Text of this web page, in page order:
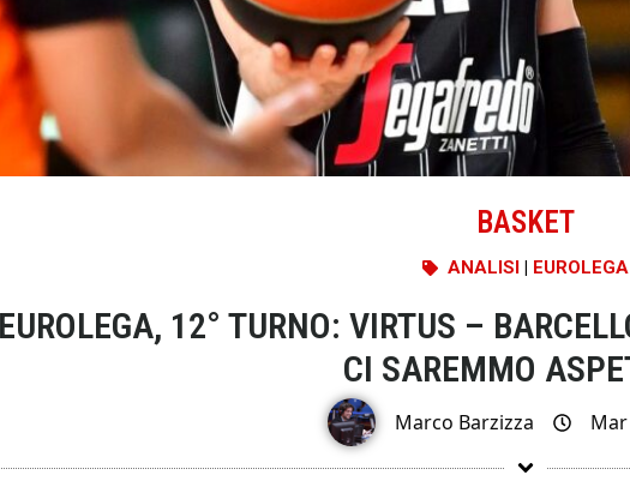
BASKET
ANALISI | EUROLEGA
EUROLEGA, 12° TURNO: VIRTUS –
CI SAREMMO
Marco Barzizza